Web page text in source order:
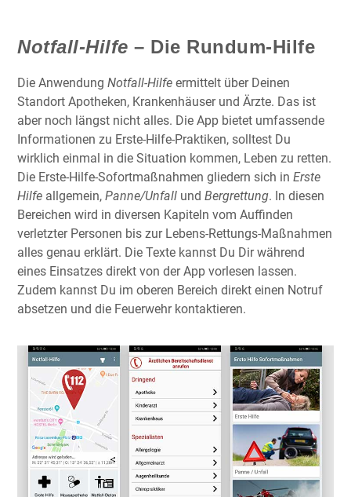
Notfall-Hilfe – Die Rundum-Hilfe
Die Anwendung Notfall-Hilfe ermittelt über Deinen
Standort Apotheken, Krankenhäuser und Ärzte. Das ist
aber noch längst nicht alles. Die App bietet umfassende
Informationen zu Erste-Hilfe-Praktiken, solltest Du
wirklich einmal in die Situation kommen, Leben zu retten.
Die Erste-Hilfe-Sofortmaßnahmen gliedern sich in Erste
Hilfe allgemein, Panne/Unfall und Bergrettung. In diesen
Bereichen wird in diversen Kapiteln vom Auffinden
verletzter Personen bis zur Lebens-Rettungs-Maßnahmen
alles genau erklärt. Die Texte kannst Du Dir während
eines Einsatzes direkt von der App vorlesen lassen.
Zudem kannst Du im oberen Bereich direkt einen Notruf
absetzen und die Feuerwehr kontaktieren.